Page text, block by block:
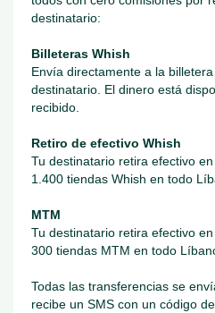
destinatario:
Billeteras Whish
Envía directamente a la
destinatario. El dinero está
recibido.
Retiro de efectivo Whish
Tu destinatario retira efectivo
1.400 tiendas Whish en todo
MTM
Tu destinatario retira efectivo
300 tiendas MTM en todo
Todas las transferencias se
recibe un SMS con un código